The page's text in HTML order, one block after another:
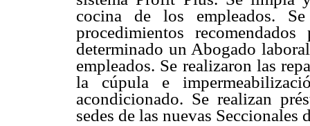
cocina de los empleados.
procedimientos
determinado un Abogado
empleados. Se realizaron las
la cúpula e
acondicionado. Se realizan
sedes de las nuevas Seccionales